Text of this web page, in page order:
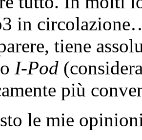
in
tiene
I-Pod
più
le mie